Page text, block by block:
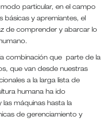
particular, en el campo
básicas y apremiantes, el
de comprender y abarcar lo
combinación que parte de la
que van desde nuestras
a la larga lista de
humana ha ido
máquinas hasta la
de gerenciamiento y